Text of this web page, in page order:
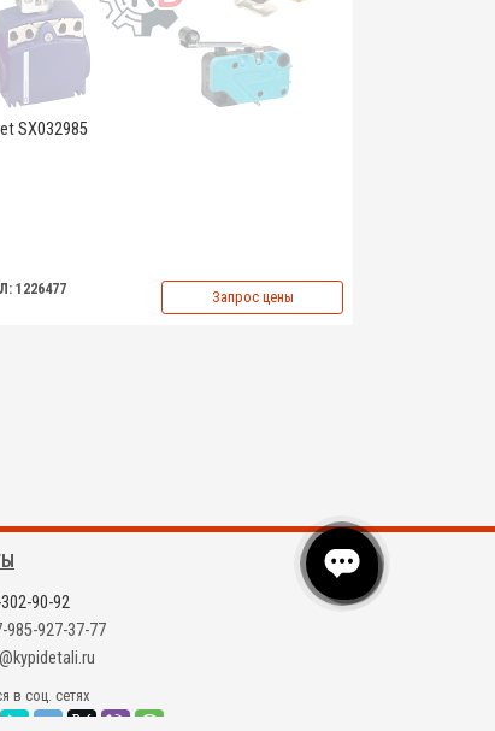
SX032985
1226477 Запрос цены
90-92
985-927-37-77
в соц. сетях